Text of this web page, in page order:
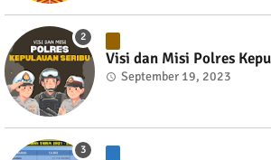
Visi dan Misi Polres
September 19, 2023